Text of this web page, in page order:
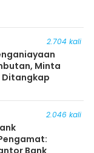
2.704 kali
Minta
Ditangkap
2.046 kali